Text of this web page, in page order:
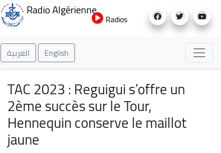
au
Radio Algérienne
Radios
العربية English
TAC 2023 : Reguigui s’offre un
2ème succès sur le Tour,
Hennequin conserve le maillot
jaune